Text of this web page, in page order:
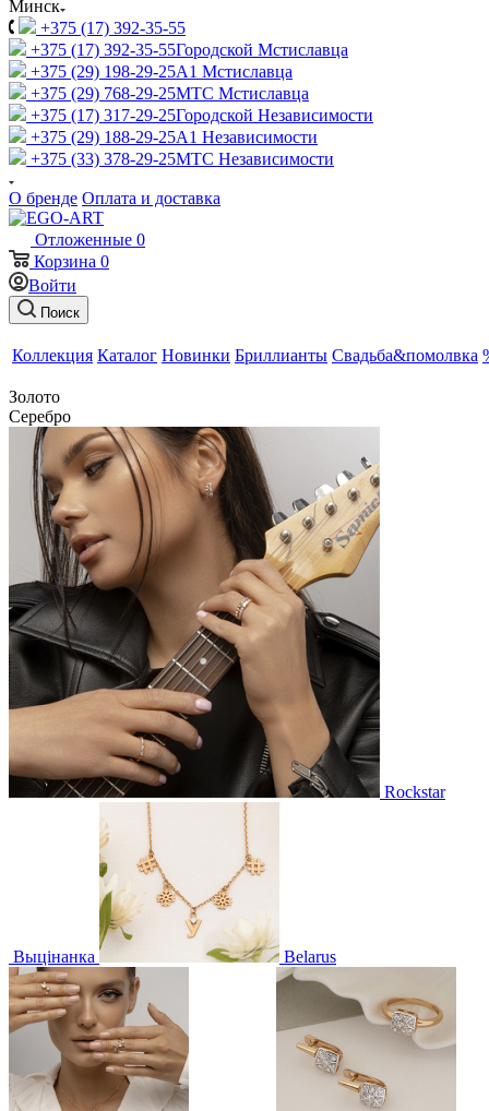
Минск
+375 (17) 392-35-55
+375 (17) 392-35-55Городской Мстиславца
+375 (29) 198-29-25A1 Мстиславца
+375 (29) 768-29-25МТС Мстиславца
+375 (17) 317-29-25Городской Независимости
+375 (29) 188-29-25A1 Независимости
+375 (33) 378-29-25МТС Независимости
О бренде Оплата и доставка
Отложенные 0
Корзина 0
Войти
Поиск
Коллекция Каталог Новинки Бриллианты Свадьба&помолвка
Золото
Серебро
Rockstar
Выцінанка Belarus